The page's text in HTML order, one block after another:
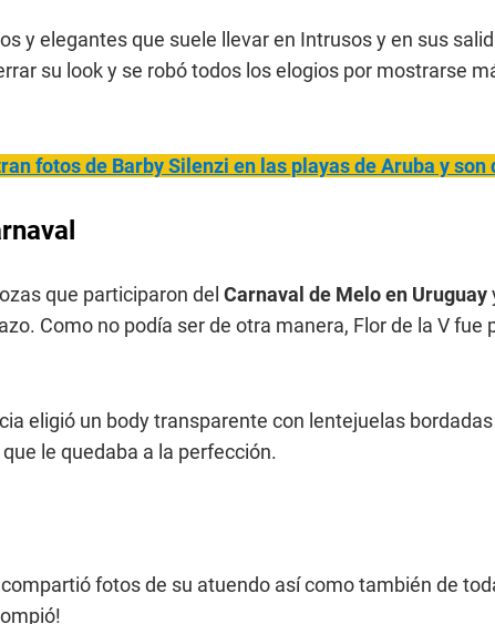
y elegantes que suele llevar en Intrusos y en sus
su look y se robó todos los elogios por mostrarse
fotos de Barby Silenzi en las playas de Aruba y son
que participaron del Carnaval de Melo en Uruguay
Como no podía ser de otra manera, Flor de la V fue
eligió un body transparente con lentejuelas
le quedaba a la perfección.
fotos de su atuendo así como también de